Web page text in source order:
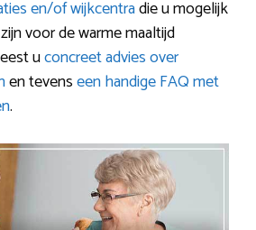
en/of wijkcentradie u mogelijk
voor de warme maaltijd
uconcreet advies over
en tevenseen handige FAQ met
.